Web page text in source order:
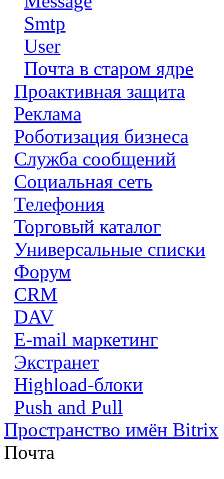
Smtp
User
Почта в старом ядре
Проактивная защита
Реклама
Роботизация бизнеса
Служба сообщений
Социальная сеть
Телефония
Торговый каталог
Универсальные списки
Форум
CRM
DAV
E-mail маркетинг
Экстранет
Highload-блоки
Push and Pull
Пространство имён Bitrix
Почта